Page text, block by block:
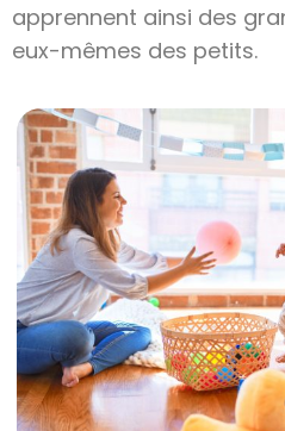
apprennent ainsi des
eux-mêmes des petits.